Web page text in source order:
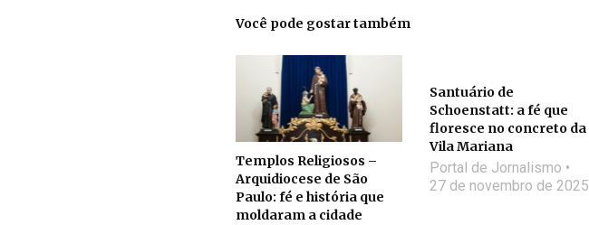
Você pode gostar também
Templos Religiosos –
Arquidiocese de São
Paulo: fé e história que
moldaram a cidade
Santuário de
Schoenstatt: a fé que
floresce no concreto da
Vila Mariana
Portal de Jornalismo
27 de novembro de 2025